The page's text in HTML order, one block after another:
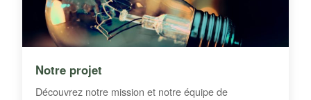
Notre projet
Découvrez notre mission et notre équipe de